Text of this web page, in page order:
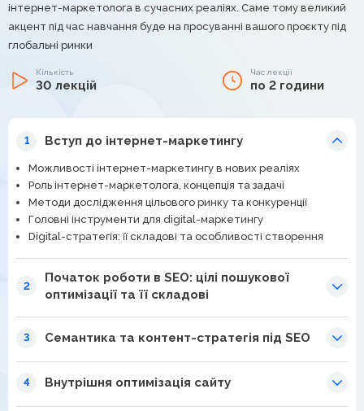
інтернет-маркетолога в сучасних реаліях. Саме тому великий
акцент під час навчання буде на просуванні вашого проєкту під
глобальні ринки
Кількість
30 лекцій
Час лекції
по 2 години
1 Вступ до інтернет-маркетингу
Можливості інтернет-маркетингу в нових реаліях
Роль інтернет-маркетолога, концепція та задачі
Методи дослідження цільового ринку та конкуренції
Головні інструменти для digital-маркетингу
Digital-стратегія: її складові та особливості створення
2
Початок роботи в SEO: цілі пошукової
оптимізації та її складові
3 Семантика та контент-стратегія під SEO
4 Внутрішня оптимізація сайту